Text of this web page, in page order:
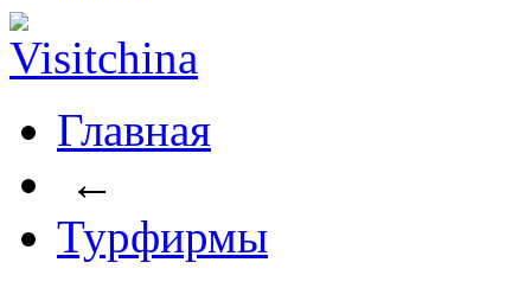
Главная
←
Турфирмы